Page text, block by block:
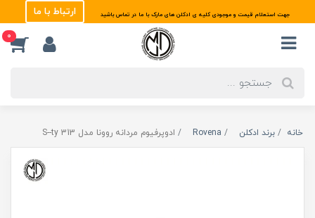
جهت استعلام قیمت و موجودی کلیه ی ادکلن های مارک با ما در تماس باشید ارتباط با ما
0
خانه برند ادکلن Rovena ادوپرفیوم مردانه روونا مدل 313 S--ty